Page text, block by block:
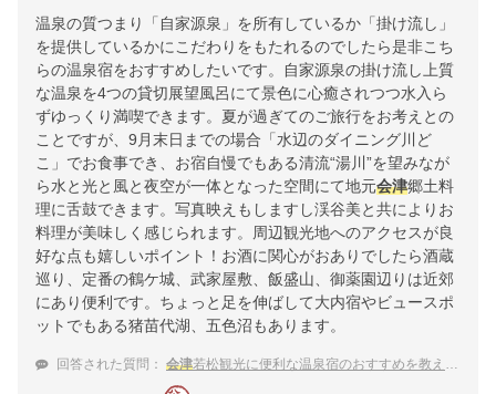
温泉の質つまり「自家源泉」を所有しているか「掛け流し」
を提供しているかにこだわりをもたれるのでしたら是非こち
らの温泉宿をおすすめしたいです。自家源泉の掛け流し上質
な温泉を4つの貸切展望風呂にて景色に心癒されつつ水入ら
ずゆっくり満喫できます。夏が過ぎてのご旅行をお考えとの
ことですが、9月末日までの場合「水辺のダイニング川ど
こ」でお食事でき、お宿自慢でもある清流“湯川”を望みなが
ら水と光と風と夜空が一体となった空間にて地元会津郷土料
理に舌鼓できます。写真映えもしますし渓谷美と共によりお
料理が美味しく感じられます。周辺観光地へのアクセスが良
好な点も嬉しいポイント！お酒に関心がおありでしたら酒蔵
巡り、定番の鶴ケ城、武家屋敷、飯盛山、御薬園辺りは近郊
にあり便利です。ちょっと足を伸ばして大内宿やビュースポ
ットでもある猪苗代湖、五色沼もあります。
回答された質問： 会津若松観光に便利な温泉宿のおすすめを教えてください